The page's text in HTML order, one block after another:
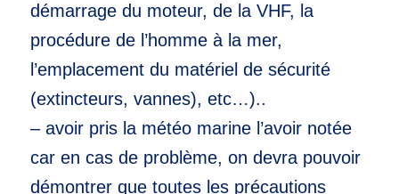
démarrage du moteur, de la VHF, la
procédure de l’homme à la mer,
l’emplacement du matériel de sécurité
(extincteurs, vannes), etc…)..
– avoir pris la météo marine l’avoir notée
car en cas de problème, on devra pouvoir
démontrer que toutes les précautions